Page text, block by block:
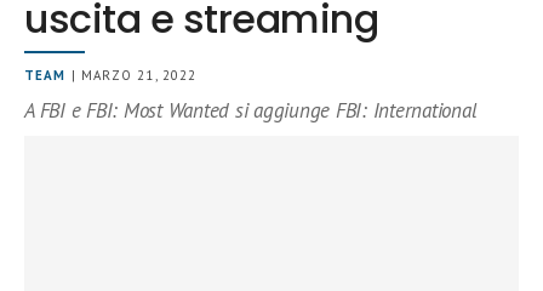
uscita e streaming
TEAM | MARZO 21, 2022
A FBI e FBI: Most Wanted si aggiunge FBI: International